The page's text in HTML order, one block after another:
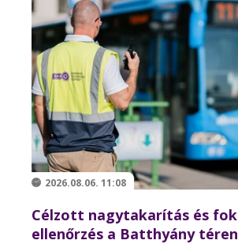
2026.08.06. 11:08
Célzott nagytakarítás és
ellenőrzés a Batthyány